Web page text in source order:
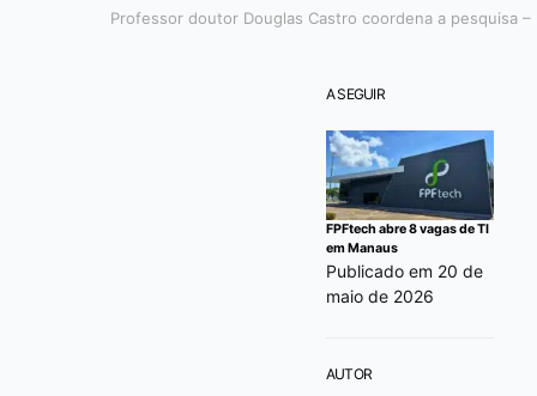
Professor doutor Douglas Castro coordena a pesquisa
A SEGUIR
FPFtech abre 8 vagas de TI
em Manaus
Publicado em 20 de
maio de 2026
AUTOR